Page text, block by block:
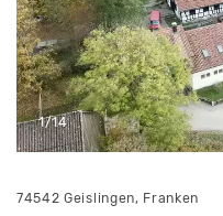
1/14
74542 Geislingen, Franken